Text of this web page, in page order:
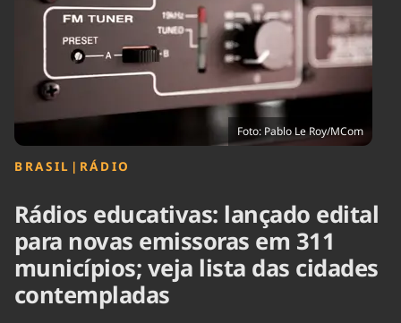
Ciência &
Tecnologia
Educação
Infraestrutura
Internacional
Saúde
Tempo
Foto: Pablo Le Roy/MCom
BRASIL | RÁDIO
Rádios educativas: lançado edital
para novas emissoras em 311
municípios; veja lista das cidades
contempladas